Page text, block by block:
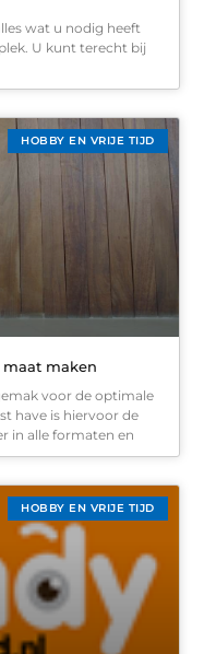
wat u nodig heeft
U kunt terecht bij
HOBBY EN VRIJE TIJD
maken
voor de optimale
have is hiervoor de
in alle formaten en
HOBBY EN VRIJE TIJD